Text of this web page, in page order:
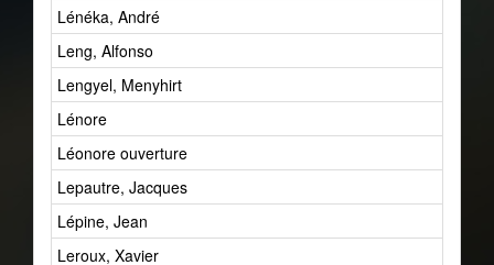
Lénéka, André
Leng, Alfonso
Lengyel, Menyhirt
Lénore
Léonore ouverture
Lepautre, Jacques
Lépine, Jean
Leroux, Xavier